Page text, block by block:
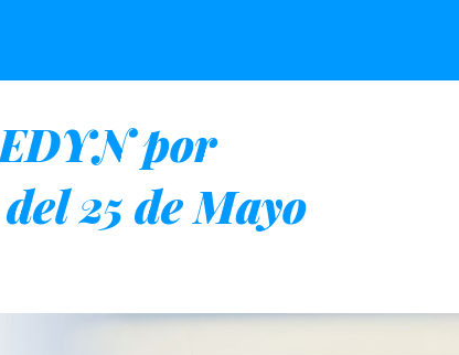
por
25 de Mayo